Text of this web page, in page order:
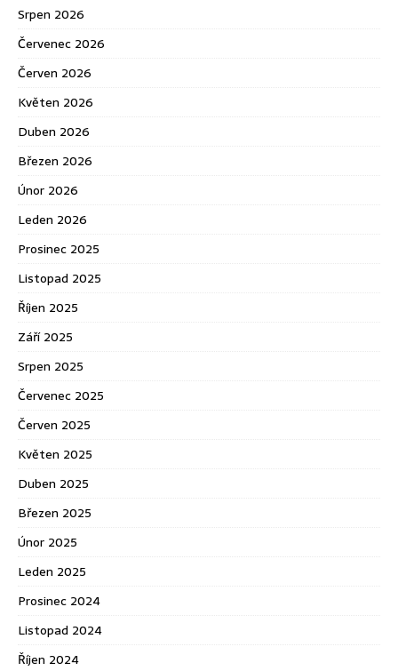
Srpen 2026
Červenec 2026
Červen 2026
Květen 2026
Duben 2026
Březen 2026
Únor 2026
Leden 2026
Prosinec 2025
Listopad 2025
Říjen 2025
Září 2025
Srpen 2025
Červenec 2025
Červen 2025
Květen 2025
Duben 2025
Březen 2025
Únor 2025
Leden 2025
Prosinec 2024
Listopad 2024
Říjen 2024